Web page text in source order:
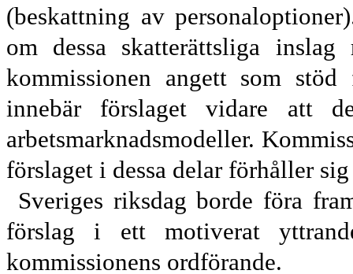
(beskattning av personal
om dessa skatterättsliga inslag
kommissionen angett som
innebär förslaget vidare att
arbetsmarknadsmodeller.
förslaget i dessa delar förhåller
Sveriges riksdag borde föra
förslag i ett motiverat
kommissionens ordförande.